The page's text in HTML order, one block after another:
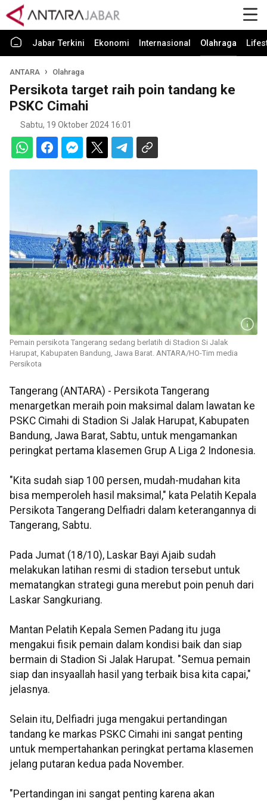
Jabar Terkini Ekonomi Internasional Olahraga
ANTARA Olahraga
Persikota target raih poin tandang ke
PSKC Cimahi
Sabtu, 19 Oktober 2024 16:01
Pemain persikota Tangerang sedang berlatih di Stadion Si Jalak
Harupat, Kabupaten Bandung, Jawa Barat. ANTARA/HO-Tim media
Persikota
Tangerang (ANTARA) - Persikota Tangerang
menargetkan meraih poin maksimal dalam lawatan ke
PSKC Cimahi di Stadion Si Jalak Harupat, Kabupaten
Bandung, Jawa Barat, Sabtu, untuk mengamankan
peringkat pertama klasemen Grup A Liga 2 Indonesia.
"Kita sudah siap 100 persen, mudah-mudahan kita
bisa memperoleh hasil maksimal," kata Pelatih Kepala
Persikota Tangerang Delfiadri dalam keterangannya di
Tangerang, Sabtu.
Pada Jumat (18/10), Laskar Bayi Ajaib sudah
melakukan latihan resmi di stadion tersebut untuk
mematangkan strategi guna merebut poin penuh dari
Laskar Sangkuriang.
Mantan Pelatih Kepala Semen Padang itu juga
mengakui fisik pemain dalam kondisi baik dan siap
bermain di Stadion Si Jalak Harupat. "Semua pemain
siap dan insyaallah hasil yang terbaik bisa kita capai,"
jelasnya.
Selain itu, Delfiadri juga mengakui pertandingan
tandang ke markas PSKC Cimahi ini sangat penting
untuk mempertahankan peringkat pertama klasemen
jelang putaran kedua pada November.
"Pertandingan ini sangat penting karena akan